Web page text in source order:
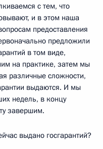
с тем, что
и в этом наша
предоставления
предложили
в том виде,
на практике, затем мы
различные сложности,
выдаются. И мы
недель, в концу
завершим.
выдано госгарантий?